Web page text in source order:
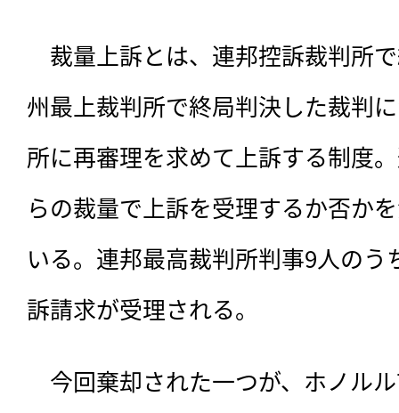
裁量上訴とは、 連邦控訴裁判所
州最上裁判所で終局判決した裁判
所に再審理を求めて上訴する制度
らの裁量で上訴を受理するか否か
いる。連邦最高裁判所判事9人の
訴請求が受理される。
今回棄却された一つが、ホノル